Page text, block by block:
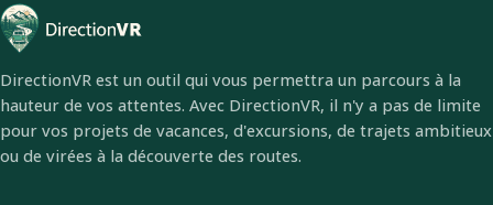
DirectionVR est un outil qui vous permettra un parcours à la
hauteur de vos attentes. Avec DirectionVR, il n'y a pas de limite
pour vos projets de vacances, d'excursions, de trajets ambitieux
ou de virées à la découverte des routes.